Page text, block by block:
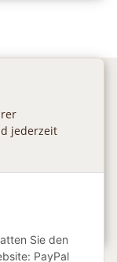
jederzeit
Sie den
PayPal